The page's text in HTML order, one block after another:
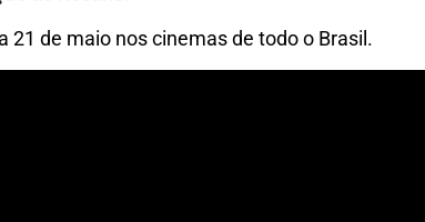
21 de maio nos cinemas de todo o Brasil.